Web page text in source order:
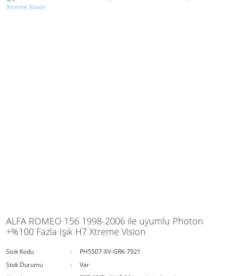
ALFA ROMEO 156 1998-2006 ile uyumlu Photon
+%100 Fazla Işık H7 Xtreme Vision
Stok Kodu
PH5507-XV-GRK-7921
Stok Durumu
Var